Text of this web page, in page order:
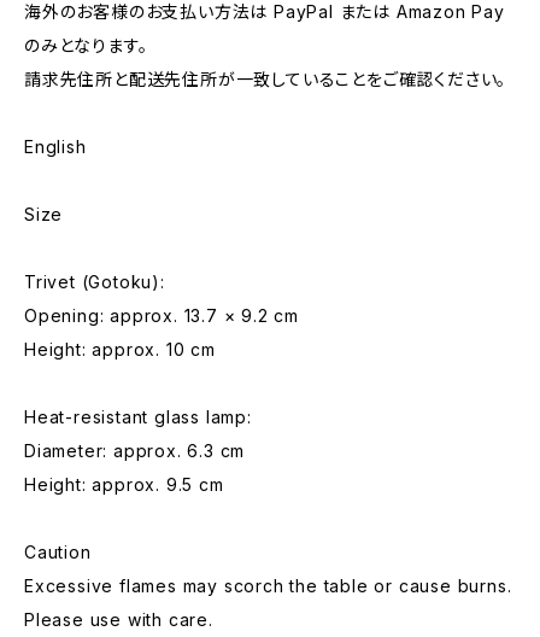
海外のお客様のお支払い方法は PayPal または Amazon Pay
のみとなります。
請求先住所と配送先住所が一致していることをご確認ください。
English
Size
Trivet (Gotoku):
Opening: approx. 13.7 × 9.2 cm
Height: approx. 10 cm
Heat-resistant glass lamp:
Diameter: approx. 6.3 cm
Height: approx. 9.5 cm
Caution
Excessive flames may scorch the table or cause burns.
Please use with care.